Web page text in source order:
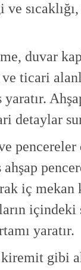
duvar
ticari
detaylar
iç
yaratır.
gibi